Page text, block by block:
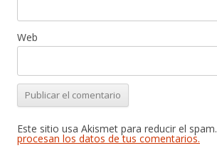
Web
Este sitio usa Akismet para reducir el spam.
procesan los datos de tus comentarios.